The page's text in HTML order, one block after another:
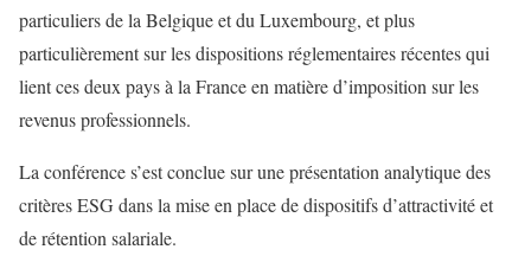
particuliers de la Belgique et du Luxembourg, et plus
particulièrement sur les dispositions réglementaires récentes qui
lient ces deux pays à la France en matière d’imposition sur les
revenus professionnels.
La conférence s’est conclue sur une présentation analytique des
critères ESG dans la mise en place de dispositifs d’attractivité et
de rétention salariale.